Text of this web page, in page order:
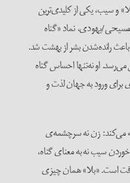
و سیب، یکی از کلیدی‌ترین
یهودی، نماد «گناه
رانده‌شدن بشر از بهشت شد.
می‌رسد. او نه‌تنها احساس گناه
برای ورود به جهان لذت و
می‌کند: زن نه سرچشمه‌ی
سیب نه به معنای گناه،
است. «بلا» همان چیزی